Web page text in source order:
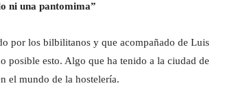
ni una pantomima”
por los bilbilitanos y que acompañado de Luis
posible esto. Algo que ha tenido a la ciudad de
el mundo de la hostelería.